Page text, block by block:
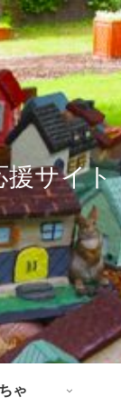
援サイト
ゃ